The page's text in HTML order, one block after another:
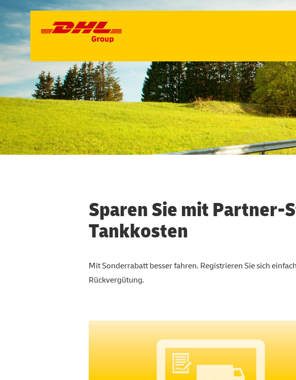
VANS
LKW
TANKEN UND LADEN
SERVICES
Sparen Sie mit Partner-
Tankkosten
Mit Sonderrabatt besser fahren. Registrieren Sie sich
Rückvergütung.